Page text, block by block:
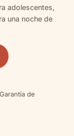
adolescentes,
una noche de
de